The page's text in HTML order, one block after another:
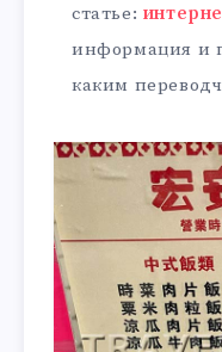
статье:
информация и
каким